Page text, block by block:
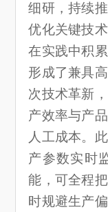
细研，持续
优化关键技
在实践中积
形成了兼具
次技术革新
产效率与产
人工成本。
产参数实时
能，可全程
时规避生产